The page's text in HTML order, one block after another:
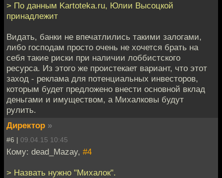
> По данным Kartoteka.ru, Юлии Высоцкой
принадлежит
Видать, банки не впечатлились такими залогами,
либо господам просто очень не хочется брать на
себя такие риски при наличии лоббистского
ресурса. Из этого же проистекает вариант, что этот
заход - реклама для потенциальных инвесторов,
которым будет предложено внести основной вклад
деньгами и имуществом, а Михалковы будут
рулить.
Директор »
#6 | 09.04.15 10:45
Кому: dead_Mazay, #4
> Назвать нужно "Михалок".